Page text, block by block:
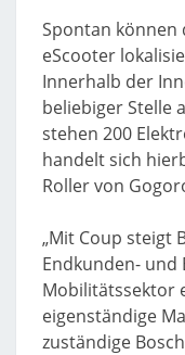
Spontan können
eScooter
Innerhalb der
beliebiger Stelle
stehen 200
handelt sich
Roller von
„Mit Coup steigt
Endkunden-
Mobilitätssektor
eigenständige
zuständige